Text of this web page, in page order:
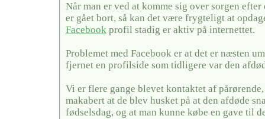
Når man er ved at komme sig over sorgen
er gået bort, så kan det være frygteligt at
Facebook profil stadig er aktiv på internettet.
Problemet med Facebook er at det er næsten
fjernet en profilside som tidligere var den
Vi er flere gange blevet kontaktet af
makabert at de blev husket på at den afdøde
fødselsdag, og at man kunne købe en gave til